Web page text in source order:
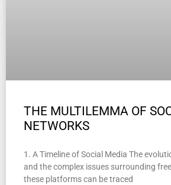
THE MULTILEMMA OF
NETWORKS
1. A Timeline of Social Media The
and the complex issues surrounding
these platforms can be traced